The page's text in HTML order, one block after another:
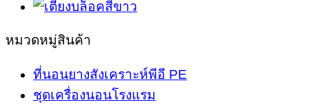
ขา
ฟ้า
ขนาด
หมวดหมู่สินค้า
ที่นอนยางสังเคราะห์พีอี PE
ชุดเครื่องนอนโรงแรม